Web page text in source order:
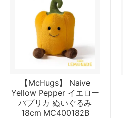
【McHugs】 Naive
Yellow Pepper イエロー
パプリカ ぬいぐるみ
18cm MC400182B